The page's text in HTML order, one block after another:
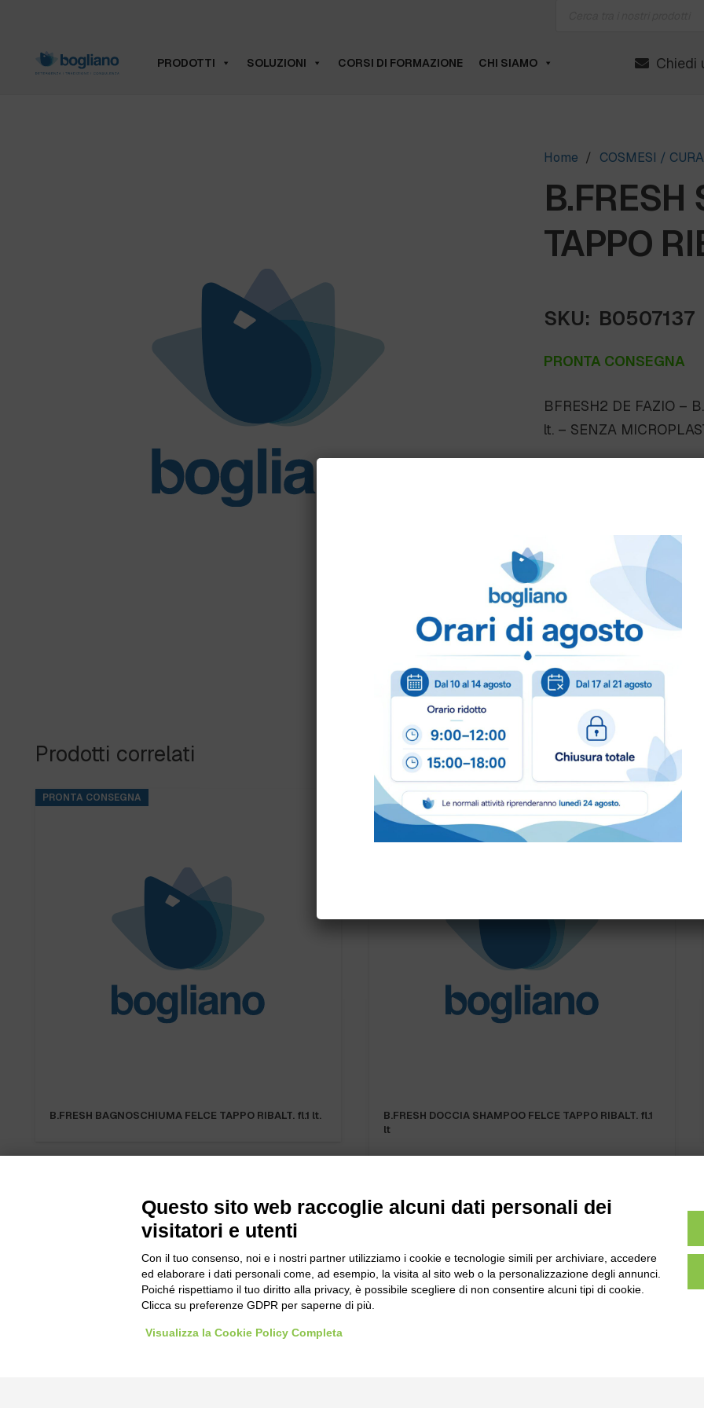
PRODOTTI SOLUZIONI CORSI DI FORMAZIONE CHI SIAMO Chiedi
Home / COSMESI /
B.FRESH
TAPPO
SKU: B0507137
PRONTA CONSEGNA
BFRESH2 DE FAZIO –
lt. – SENZA
Puoi ordinare chiamando al
info@bogliano.it.
Per ogni informazione
Prodotti correlati
PRONTA CONSEGNA
B.FRESH BAGNOSCHIUMA FELCE TAPPO RIBALT. fl.1 lt.
PRONTA CONSEGNA
B.FRESH DOCCIA SHAMPOO FELCE TAPPO RIBALT. fl.1
lt
Bogliano Srl
Strada Statale 231 Alba-Bra
Borgo San Martino 44, 12060
Pocapaglia CN
Tel:0172-478161
Fax: 0172-487399
Questo sito web raccoglie alcuni dati personali dei
visitatori e utenti
Con il tuo consenso, noi e i nostri partner utilizziamo i cookie e tecnologie simili per archiviare, accedere
ed elaborare i dati personali come, ad esempio, la visita al sito web o la personalizzazione degli annunci.
Poiché rispettiamo il tuo diritto alla privacy, è possibile scegliere di non consentire alcuni tipi di cookie.
Clicca su preferenze GDPR per saperne di più.
Visualizza la Cookie Policy Completa